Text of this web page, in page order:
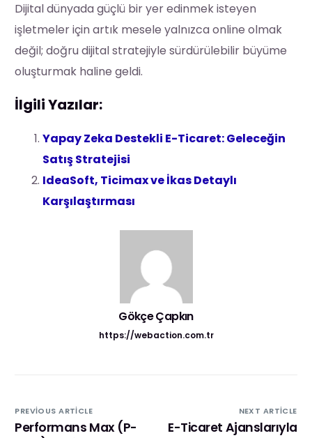
Dijital dünyada güçlü bir yer edinmek isteyen
işletmeler için artık mesele yalnızca online olmak
değil; doğru dijital stratejiyle sürdürülebilir büyüme
oluşturmak haline geldi.
İlgili Yazılar:
Yapay Zeka Destekli E-Ticaret: Geleceğin
Satış Stratejisi
IdeaSoft, Ticimax ve İkas Detaylı
Karşılaştırması
Gökçe Çapkın
https://webaction.com.tr
PREVIOUS ARTICLE
Performans Max (P-
NEXT ARTICLE
E-Ticaret Ajanslarıyla